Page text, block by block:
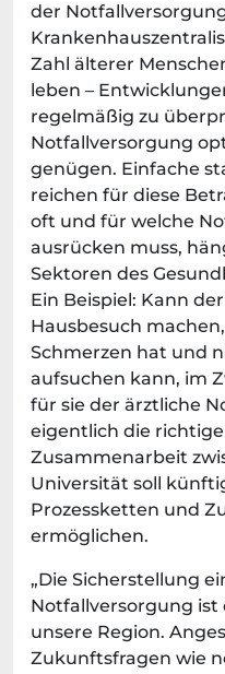
der
Zahl älterer
leben –
regelmäßig zu
Notfallversorgung
genügen. Einfache
reichen für diese
oft und für welche
ausrücken muss,
Sektoren des
Ein Beispiel: Kann
Hausbesuch
Schmerzen hat und
aufsuchen kann, im
für sie der ärztliche
eigentlich die richtige
Zusammenarbeit
Universität soll
Prozessketten und
ermöglichen.
„Die Sicherstellung
Notfallversorgung ist
unsere Region.
Zukunftsfragen wie